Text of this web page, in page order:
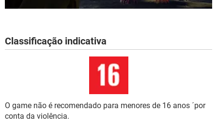
Classificação indicativa
O game não é recomendado para menores de 16 anos ´por
conta da violência.